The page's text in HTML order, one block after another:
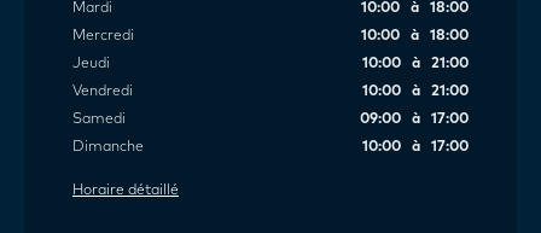
Mardi
10:00 à 18:00
Mercredi
10:00 à 18:00
Jeudi
10:00 à 21:00
Vendredi
10:00 à 21:00
Samedi
09:00 à 17:00
Dimanche
10:00 à 17:00
Horaire détaillé